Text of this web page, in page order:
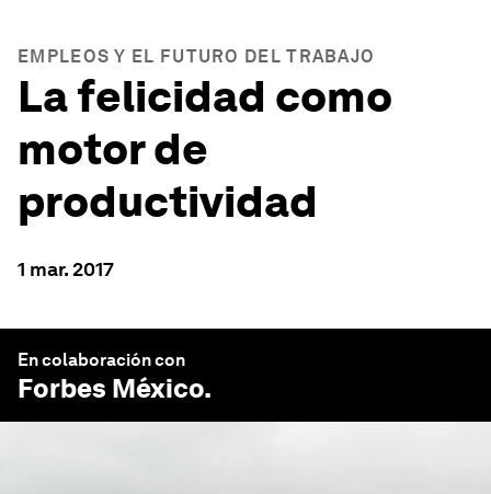
EMPLEOS Y EL FUTURO DEL TRABAJO
La felicidad como
motor de
productividad
1 mar. 2017
En colaboración con
Forbes México.